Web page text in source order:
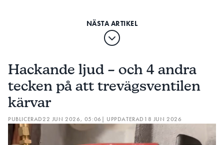
Hackande ljud – och 4 andra
tecken på att trevägsventilen
kärvar
PUBLICERAD22 JUN 2026, 05:06 | UPPDATERAD 18 JUN 2026